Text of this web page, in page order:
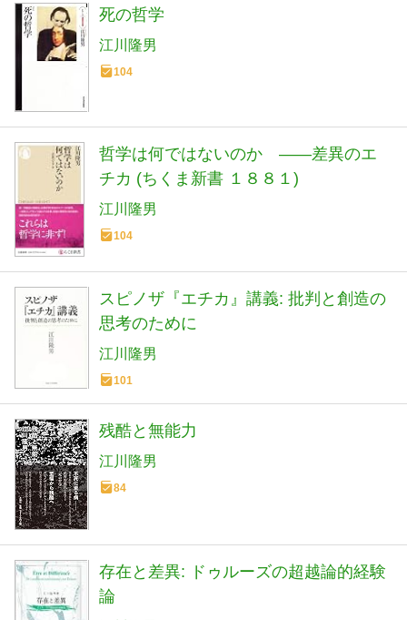
死の哲学
江川隆男
104
哲学は何ではないのか ――差異のエ
チカ (ちくま新書 １８８１)
江川隆男
104
スピノザ『エチカ』講義: 批判と創造の
思考のために
江川隆男
101
残酷と無能力
江川隆男
84
存在と差異: ドゥルーズの超越論的経験
論